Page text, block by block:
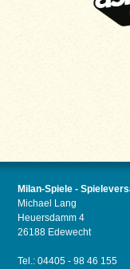
Milan-Spiele -
Michael Lang
Heuersdamm 4
26188 Edewecht
Tel.: 04405 - 98 46 155